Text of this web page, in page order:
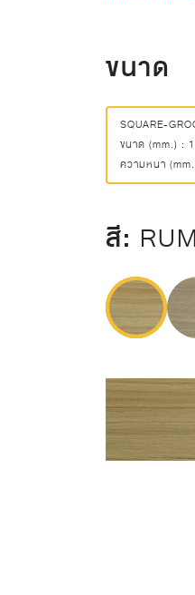
ขนาด
SQUARE-
ขนาด (mm.) :
ความหนา
สี: